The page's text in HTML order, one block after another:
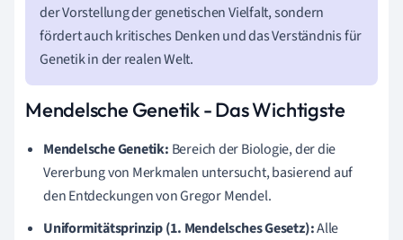
der Vorstellung der genetischen Vielfalt, sondern
fördert auch kritisches Denken und das Verständnis für
Genetik in der realen Welt.
Mendelsche Genetik - Das Wichtigste
Mendelsche Genetik: Bereich der Biologie, der die
Vererbung von Merkmalen untersucht, basierend auf
den Entdeckungen von Gregor Mendel.
Uniformitätsprinzip (1. Mendelsches Gesetz):Alle